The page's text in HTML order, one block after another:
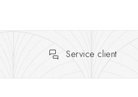
Service client